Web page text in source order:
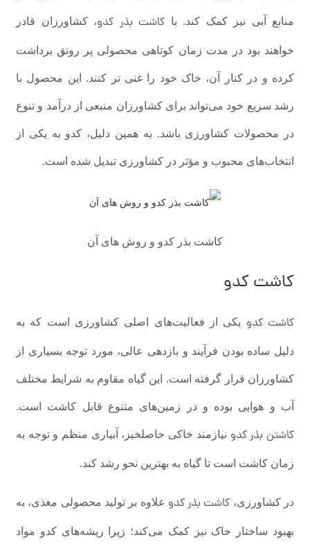
منابع آبی نیز کمک کند. با کاشت بذر کدو، کشاورزان قادر
خواهند بود در مدت زمان کوتاهی محصولی پر رونق برداشت
کرده و در کنار آن، خاک خود را غنی تر کنند. این محصول با
رشد سریع خود می‌تواند برای کشاورزان منبعی از درآمد و تنوع
در محصولات کشاورزی باشد. به همین دلیل، کدو به یکی از
انتخاب‌های محبوب و مؤثر در کشاورزی تبدیل شده است.
کاشت بذر کدو و روش های آن
کاشت کدو
کاشت کدو یکی از فعالیت‌های اصلی کشاورزی است که به
دلیل ساده بودن فرآیند و بازدهی عالی، مورد توجه بسیاری از
کشاورزان قرار گرفته است. این گیاه مقاوم به شرایط مختلف
آب و هوایی بوده و در زمین‌های متنوع قابل کاشت است.
کاشتن بذر کدو نیازمند خاکی حاصلخیز، آبیاری منظم و توجه به
زمان کاشت است تا گیاه به بهترین نحو رشد کند.
در کشاورزی، کاشت بذر کدو علاوه بر تولید محصولی مغذی، به
بهبود ساختار خاک نیز کمک می‌کند؛ زیرا ریشه‌های کدو مواد